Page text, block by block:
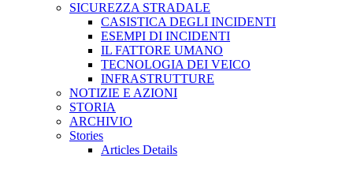
SICUREZZA STRADALE
CASISTICA DEGLI INCIDENTI
ESEMPI DI INCIDENTI
IL FATTORE UMANO
TECNOLOGIA DEI VEICO
INFRASTRUTTURE
NOTIZIE E AZIONI
STORIA
ARCHIVIO
Stories
Articles Details